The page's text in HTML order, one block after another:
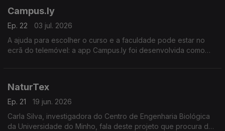
Campus.ly
Ep. 22
03 jul. 2026
A ajuda para escolher o curso e a faculdade pode estar no
ecrã do telemóvel: a app Campus.ly foi desenvolvida como
NaturTex
Ep. 21
19 jun. 2026
Carla Silva, investigadora do Centro de Engenharia Biológica
da Universidade do Minho, fala deste projeto que procura dar